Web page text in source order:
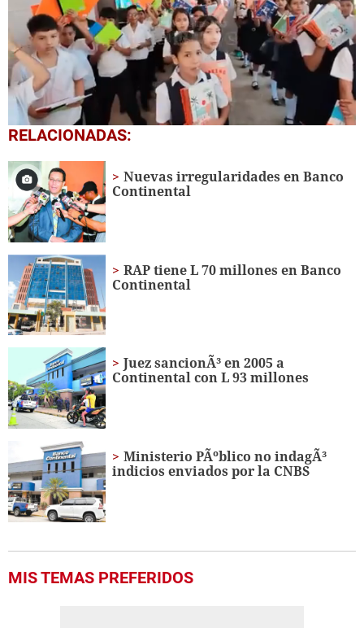
0
seconds
1
minute,
seconds
RELACIONADAS:
Nuevas irregularidades en Banco
Continental
RAP tiene L 70 millones en Banco
Continental
Juez sancionÃ³ en 2005 a
Continental con L 93 millones
Ministerio PÃºblico no indagÃ³
indicios enviados por la CNBS
MIS TEMAS PREFERIDOS